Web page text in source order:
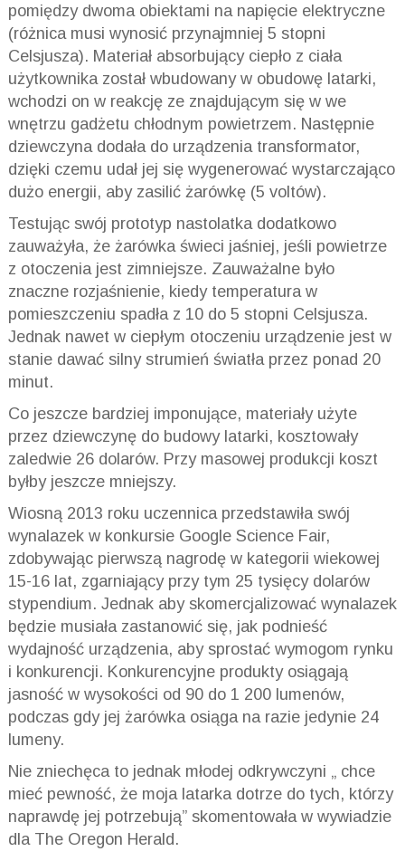
pomiędzy dwoma obiektami na napięcie elektryczne
(różnica musi wynosić przynajmniej 5 stopni
Celsjusza). Materiał absorbujący ciepło z ciała
użytkownika został wbudowany w obudowę latarki,
wchodzi on w reakcję ze znajdującym się w we
wnętrzu gadżetu chłodnym powietrzem. Następnie
dziewczyna dodała do urządzenia transformator,
dzięki czemu udał jej się wygenerować wystarczająco
dużo energii, aby zasilić żarówkę (5 voltów).
Testując swój prototyp nastolatka dodatkowo
zauważyła, że żarówka świeci jaśniej, jeśli powietrze
z otoczenia jest zimniejsze. Zauważalne było
znaczne rozjaśnienie, kiedy temperatura w
pomieszczeniu spadła z 10 do 5 stopni Celsjusza.
Jednak nawet w ciepłym otoczeniu urządzenie jest w
stanie dawać silny strumień światła przez ponad 20
minut.
Co jeszcze bardziej imponujące, materiały użyte
przez dziewczynę do budowy latarki, kosztowały
zaledwie 26 dolarów. Przy masowej produkcji koszt
byłby jeszcze mniejszy.
Wiosną 2013 roku uczennica przedstawiła swój
wynalazek w konkursie Google Science Fair,
zdobywając pierwszą nagrodę w kategorii wiekowej
15-16 lat, zgarniający przy tym 25 tysięcy dolarów
stypendium. Jednak aby skomercjalizować wynalazek
będzie musiała zastanowić się, jak podnieść
wydajność urządzenia, aby sprostać wymogom rynku
i konkurencji. Konkurencyjne produkty osiągają
jasność w wysokości od 90 do 1 200 lumenów,
podczas gdy jej żarówka osiąga na razie jedynie 24
lumeny.
Nie zniechęca to jednak młodej odkrywczyni „ chce
mieć pewność, że moja latarka dotrze do tych, którzy
naprawdę jej potrzebują” skomentowała w wywiadzie
dla The Oregon Herald.